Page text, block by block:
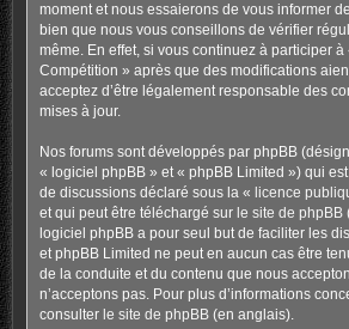
moment et nous essaierons de vous informer
bien que nous vous conseillons de vérifier
même. En effet, si vous continuez à participer
Compétition » après que des modifications
acceptez d’être légalement responsable des
mises à jour.
Nos forums sont développés par phpBB
« logiciel phpBB » et « phpBB Limited ») qui
de discussions déclaré sous la « licence
et qui peut être téléchargé sur le site de phpBB
logiciel phpBB a pour seul but de faciliter les
et phpBB Limited ne peut en aucun cas être
de la conduite et du contenu que nous
n’acceptons pas. Pour plus d’informations
consulter le site de phpBB(en anglais).